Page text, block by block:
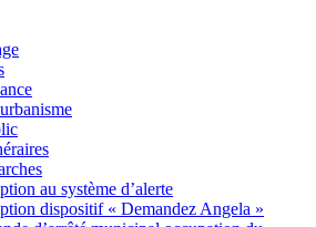
au système d’alerte
dispositif « Demandez Angela »